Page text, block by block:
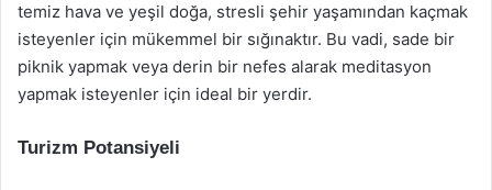
temiz hava ve yeşil doğa, stresli şehir yaşamından kaçmak
isteyenler için mükemmel bir sığınaktır. Bu vadi, sade bir
piknik yapmak veya derin bir nefes alarak meditasyon
yapmak isteyenler için ideal bir yerdir.
Turizm Potansiyeli